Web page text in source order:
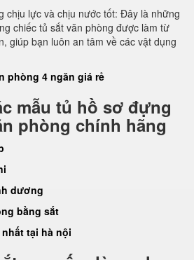
chịu lực và chịu nước tốt: Đây là những
chiếc tủ sắt văn phòng được làm từ
giúp bạn luôn an tâm về các vật dụng
phòng 4 ngăn giá rẻ
mẫu tủ hồ sơ đựng
phòng chính hãng
dương
bằng sắt
tại hà nội